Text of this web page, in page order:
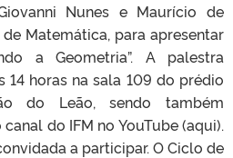
Nunes e Maurício de
Matemática, para apresentar
a Geometria”. A palestra
14 horas na sala 109 do prédio
do Leão, sendo também
do IFM no YouTube (aqui).
a participar. O Ciclo de